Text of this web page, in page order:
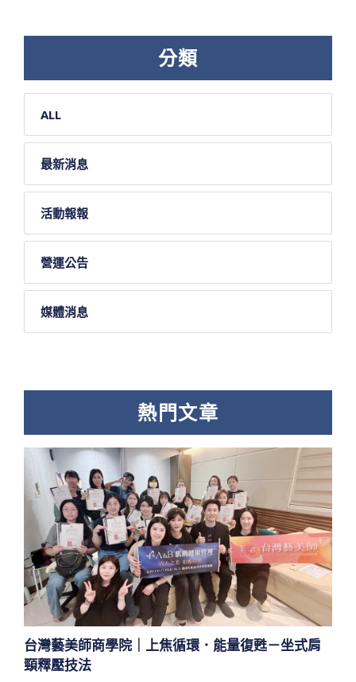
分類
ALL
最新消息
活動報報
營運公告
媒體消息
熱門文章
台灣藝美師商學院｜上焦循環．能量復甦－坐式肩
頸釋壓技法